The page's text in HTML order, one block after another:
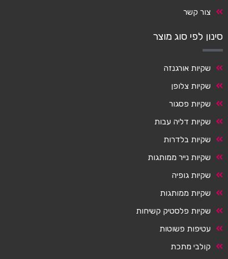
צור קשר
סינון לפי סוג מוצר
שקיות אורגנזה
שקיות צלופן
שקיות פסגור
שקיות דליה עבות
שקיות בלדרות
שקיות נייר ממותגות
שקיות גופיה
שקיות ממותגות
שקיות פלסטיק קשיחות
עטיפות פשוטות
קולבי מתכת